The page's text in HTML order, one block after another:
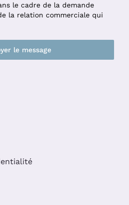
le cadre de la demande
la relation commerciale qui
le message